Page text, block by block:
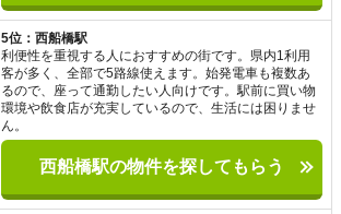
5位：西船橋駅
利便性を重視する人におすすめの街です。県内1利用
客が多く、全部で5路線使えます。始発電車も複数あ
るので、座って通勤したい人向けです。駅前に買い物
環境や飲食店が充実しているので、生活には困りませ
ん。
西船橋駅の物件を探してもらう